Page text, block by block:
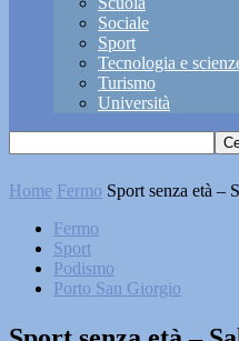
Sociale
Sport
Tecnologia e
Turismo
Università
Home Fermo Sport senza età –
Fermo
Sport
Podismo
Porto San Giorgio